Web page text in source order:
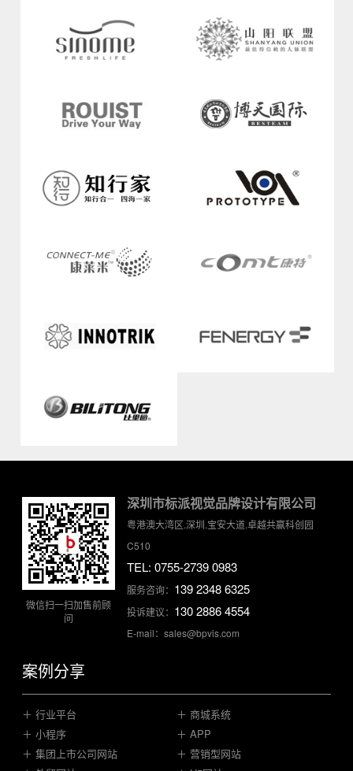
微信扫一扫加售前顾
问
深圳市标派视觉品牌设计有限公司
粤港澳大湾区.深圳.宝安大道.卓越共赢科创园
C510
TEL: 0755-2739 0983
服务咨询： 139 2348 6325
投诉建议： 130 2886 4554
E-mail：sales@bpvis.com
案例分享
＋ 行业平台
＋ 商城系统
＋ 小程序
＋ APP
＋ 集团上市公司网站
＋ 营销型网站